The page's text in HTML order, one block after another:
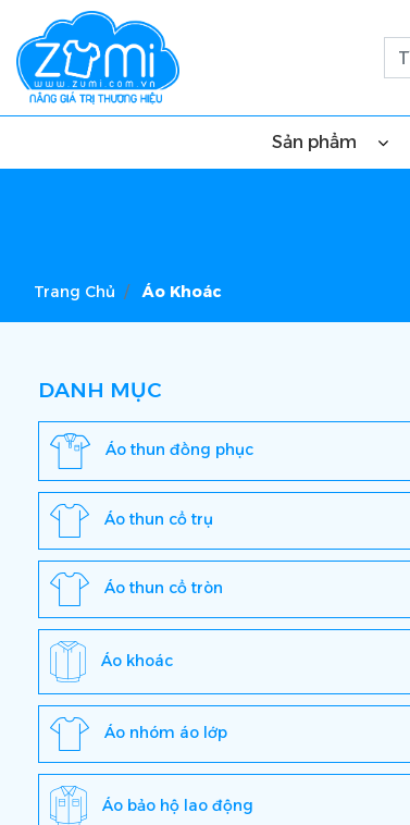
Sản phẩm
Trang Chủ Áo Khoác
DANH MỤC
Áo thun đồng phục
Áo thun cổ trụ
Áo thun cổ tròn
Áo khoác
Áo nhóm áo lớp
Áo bảo hộ lao động